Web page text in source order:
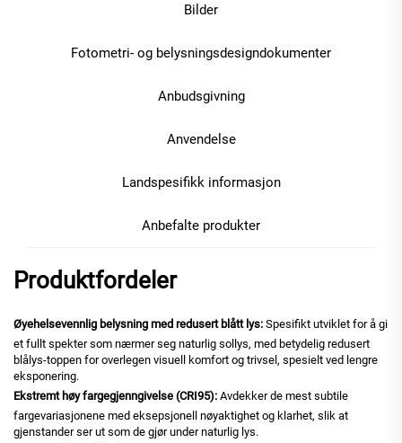
Bilder
Fotometri- og belysningsdesigndokumenter
Anbudsgivning
Anvendelse
Landspesifikk informasjon
Anbefalte produkter
Produktfordeler
Øyehelsevennlig belysning med redusert blått lys: Spesifikt utviklet for å gi
et fullt spekter som nærmer seg naturlig sollys, med betydelig redusert
blålys-toppen for overlegen visuell komfort og trivsel, spesielt ved lengre
eksponering.
Ekstremt høy fargegjenngivelse (CRI95): Avdekker de mest subtile
fargevariasjonene med eksepsjonell nøyaktighet og klarhet, slik at
gjenstander ser ut som de gjør under naturlig lys.